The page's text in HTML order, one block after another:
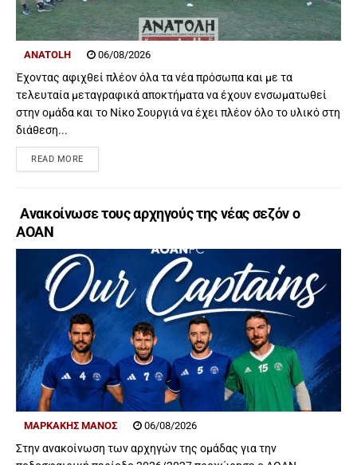
ANATOLH 06/08/2026
Έχοντας αφιχθεί πλέον όλα τα νέα πρόσωπα και με τα
τελευταία μεταγραφικά αποκτήματα να έχουν ενσωματωθεί
στην ομάδα και το Νίκο Σουργιά να έχει πλέον όλο το υλικό στη
διάθεση...
READ MORE
Ανακοίνωσε τους αρχηγούς της νέας σεζόν ο
ΑΟΑΝ
ΜΑΡΚΑΚΗΣ ΜΑΝΟΣ 06/08/2026
Στην ανακοίνωση των αρχηγών της ομάδας για την